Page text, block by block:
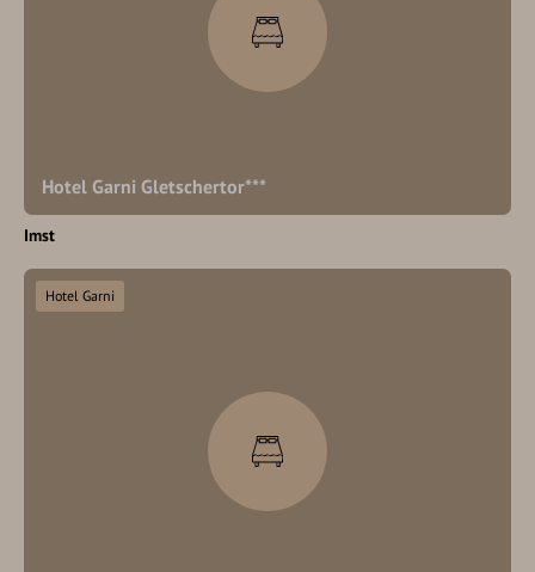
Hotel Garni Gletschertor***
Imst
Hotel Garni